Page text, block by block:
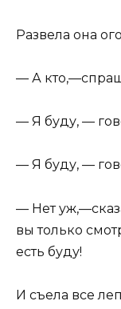
Развела она
— А
— Я буду, —
— Я буду, —
— Нет
вы только
есть буду!
И съела все